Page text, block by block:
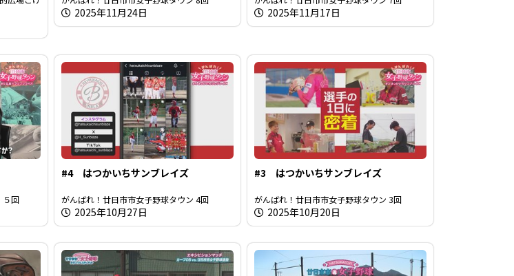
2025年11月24日 2025年11月17日
５回
#4 はつかいちサンブレイズ
がんばれ！廿日市市女子野球タウン 4回
2025年10月27日
#3 はつかいちサンブレイズ
がんばれ！廿日市市女子野球タウン 3回
2025年10月20日